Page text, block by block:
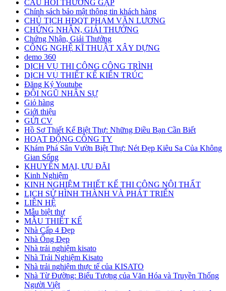
CÂU HỎI THƯỜNG GẶP
Chính sách bảo mật thông tin khách hàng
CHỦ TỊCH HĐQT PHẠM VĂN LƯƠNG
CHỨNG NHẬN, GIẢI THƯỞNG
Chứng Nhận, Giải Thưởng
CÔNG NGHỆ KĨ THUẬT XÂY DỰNG
demo 360
DỊCH VỤ THI CÔNG CÔNG TRÌNH
DỊCH VỤ THIẾT KẾ KIẾN TRÚC
Đăng Ký Youtube
ĐỘI NGŨ NHÂN SỰ
Giỏ hàng
Giới thiệu
GỬI CV
Hồ Sơ Thiết Kế Biệt Thự: Những Điều Bạn Cần Biết
HOẠT ĐỘNG CÔNG TY
Khám Phá Sân Vườn Biệt Thự: Nét Đẹp Kiêu Sa Của Không
Gian Sống
KHUYẾN MẠI, ƯU ĐÃI
Kinh Nghiệm
KINH NGHIỆM THIẾT KẾ THI CÔNG NỘI THẤT
LỊCH SỬ HÌNH THÀNH VÀ PHÁT TRIỂN
LIÊN HỆ
Mẫu biệt thự
MẪU THIẾT KẾ
Nhà Cấp 4 Đẹp
Nhà Ống Đẹp
Nhà trải nghiệm kisato
Nhà Trải Nghiệm Kisato
Nhà trải nghiệm thực tế của KISATO
Nhà Từ Đường: Biểu Tượng của Văn Hóa và Truyền Thống
Người Việt